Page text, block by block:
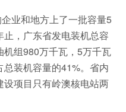
业和地方上了一批容量5
，广东省发电装机总容
组980万千瓦，5万千瓦
装机容量的41%。省内
设项目只有岭澳核电站两